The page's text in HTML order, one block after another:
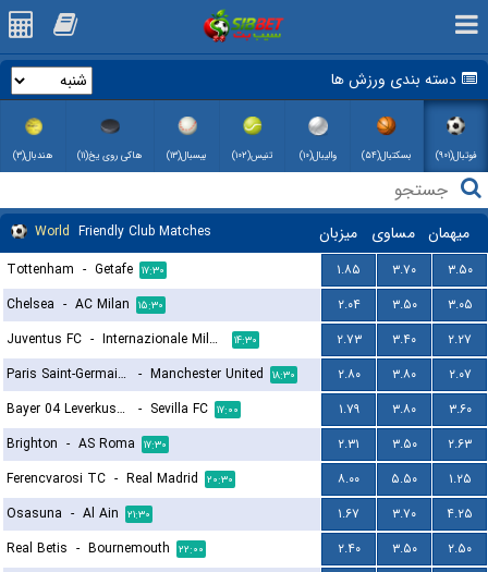
دسته بندی ورزش ها
فوتبال(۹۰۱) بسکتبال(۵۴) والیبال(۱۰) تنیس(۱۰۲) بیسبال(۱۳) هاکی روی یخ(۱۱) هندبال(۳)
World Friendly Club Matches میزبان مساوی میهمان
Tottenham - Getafe ۱۷:۳۰ ۱.۸۵ ۳.۷۰
۳.۵۰
Chelsea - AC Milan ۱۵:۳۰ ۲.۰۴ ۳.۵۰
۳.۰۵
Juventus FC - Internazionale Milano ۱۴:۳۰ ۲.۷۳ ۳.۴۰
۲.۲۷
Paris Saint-Germain FC
- Manchester United ۱۸:۳۰ ۲.۸۰ ۳.۸۰
۲.۰۷
Bayer 04 Leverkusen
- Sevilla FC ۱۷:۰۰ ۱.۷۹ ۳.۸۰
۳.۶۰
Brighton - AS Roma ۱۷:۳۰ ۲.۳۱ ۳.۵۰
۲.۶۳
Ferencvarosi TC - Real Madrid ۲۰:۳۰ ۸.۰۰ ۵.۵۰
۱.۲۵
Osasuna - Al Ain ۲۱:۳۰ ۱.۶۷ ۳.۷۰
۴.۲۵
Real Betis - Bournemouth ۲۲:۰۰ ۲.۴۰ ۳.۵۰
۲.۵۰